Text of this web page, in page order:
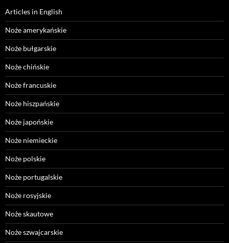
Articles in English
Noże amerykańskie
Noże bułgarskie
Noże chińskie
Noże francuskie
Noże hiszpańskie
Noże japońskie
Noże niemieckie
Noże polskie
Noże portugalskie
Noże rosyjskie
Noże skautowe
Noże szwajcarskie